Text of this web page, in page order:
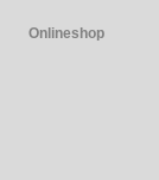
Onlineshop